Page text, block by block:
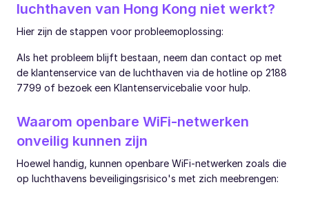
luchthaven van Hong Kong niet werkt?
Hier zijn de stappen voor probleemoplossing:
Als het probleem blijft bestaan, neem dan contact op met
de klantenservice van de luchthaven via de hotline op 2188
7799 of bezoek een Klantenservicebalie voor hulp.
Waarom openbare WiFi-netwerken
onveilig kunnen zijn
Hoewel handig, kunnen openbare WiFi-netwerken zoals die
op luchthavens beveiligingsrisico's met zich meebrengen: